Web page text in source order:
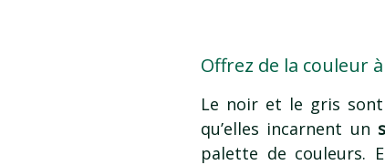
Offrez de la couleur
Le noir et le gris sont
qu’elles incarnent un
palette de couleurs.